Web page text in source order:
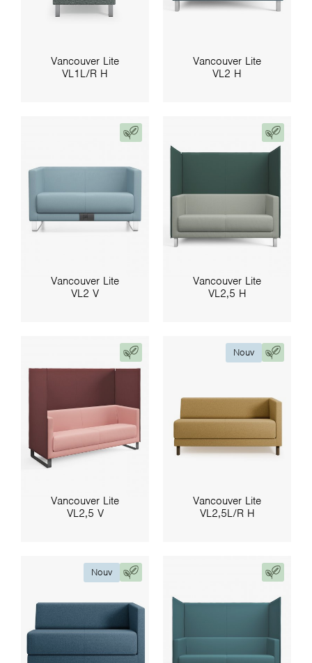
Vancouver Lite
VL1L/R H
Vancouver Lite
VL2 H
Vancouver Lite
VL2 V
Vancouver Lite
VL2,5 H
Vancouver Lite
VL2,5 V
Nouv
Vancouver Lite
VL2,5L/R H
Nouv